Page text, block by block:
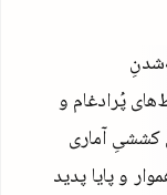
پُرادغام و
کششیِ آماری
و پایا پدید